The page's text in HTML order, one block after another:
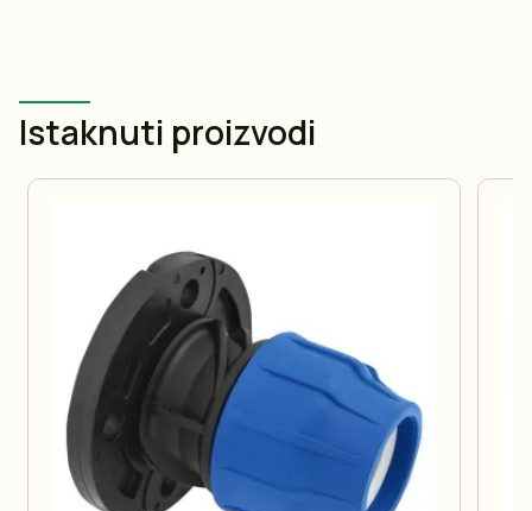
Istaknuti proizvodi